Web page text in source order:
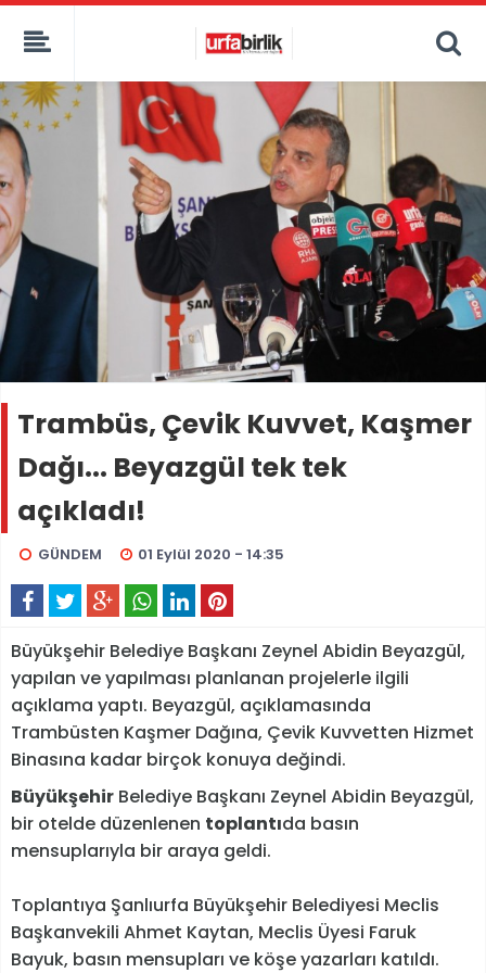
Trambüs, Çevik Kuvvet, Kaşmer
Dağı... Beyazgül tek tek
açıkladı!
GÜNDEM 01 Eylül 2020 - 14:35
Büyükşehir Belediye Başkanı Zeynel Abidin Beyazgül,
yapılan ve yapılması planlanan projelerle ilgili
açıklama yaptı. Beyazgül, açıklamasında
Trambüsten Kaşmer Dağına, Çevik Kuvvetten Hizmet
Binasına kadar birçok konuya değindi.
Büyükşehir Belediye Başkanı Zeynel Abidin Beyazgül,
bir otelde düzenlenen toplantıda basın
mensuplarıyla bir araya geldi.
Toplantıya Şanlıurfa Büyükşehir Belediyesi Meclis
Başkanvekili Ahmet Kaytan, Meclis Üyesi Faruk
Bayuk, basın mensupları ve köşe yazarları katıldı.